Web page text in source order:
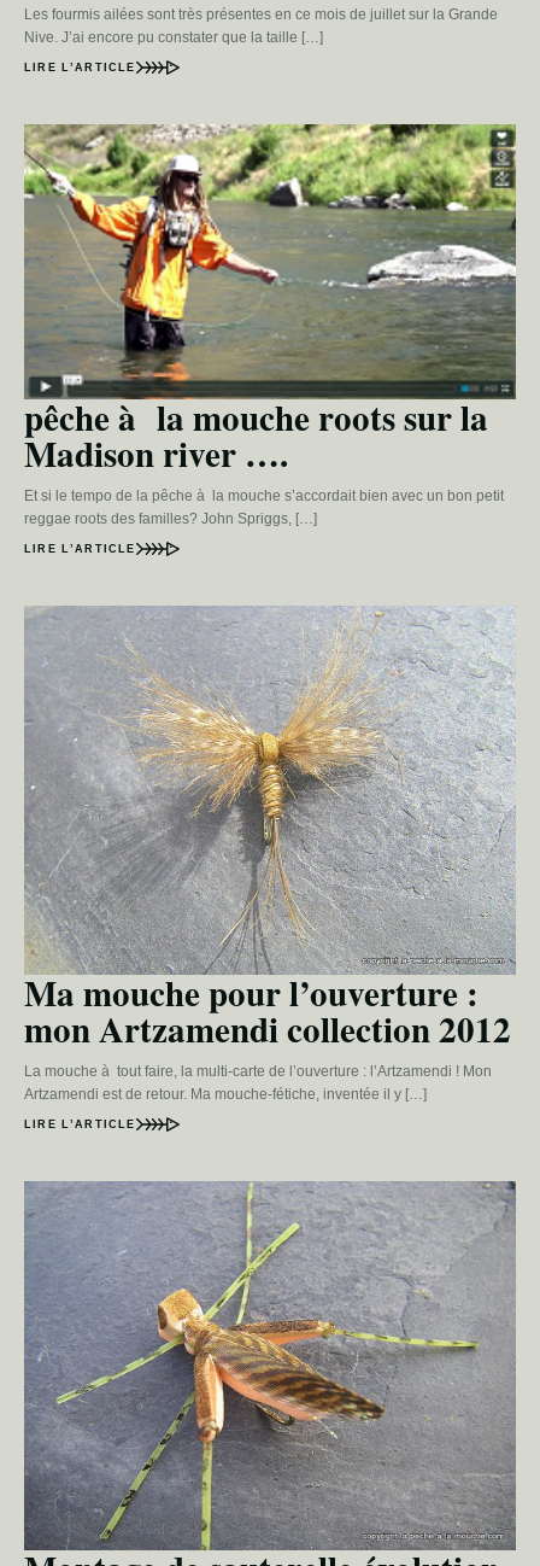
Les fourmis ailées sont très présentes en ce mois de juillet sur la Grande
Nive. J’ai encore pu constater que la taille […]
LIRE L’ARTICLE
pêche à la mouche roots sur la
Madison river ….
Et si le tempo de la pêche à la mouche s’accordait bien avec un bon petit
reggae roots des familles? John Spriggs, […]
LIRE L’ARTICLE
Ma mouche pour l’ouverture :
mon Artzamendi collection 2012
La mouche à tout faire, la multi-carte de l’ouverture : l’Artzamendi ! Mon
Artzamendi est de retour. Ma mouche-fétiche, inventée il y […]
LIRE L’ARTICLE